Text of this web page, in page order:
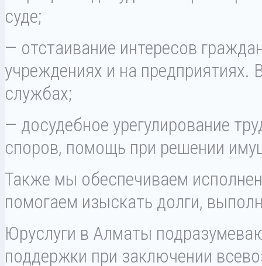
суде;
— отстаивание интересов
учреждениях и на предприятиях.
службах;
— досудебное урегулирование
споров, помощь при решении
Также мы обеспечиваем
помогаем изыскать долги,
Юруслуги в Алматы
поддержки при заключении